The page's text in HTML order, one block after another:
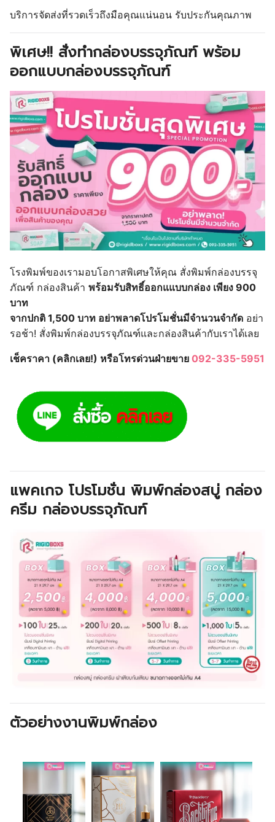
บริการจัดส่งที่รวดเร็วถึงมือคุณแน่นอน รับประกันคุณภาพ
พิเศษ!! สั่งทำกล่องบรรจุภัณฑ์ พร้อม
ออกแบบกล่องบรรจุภัณฑ์
โรงพิมพ์ของเรามอบโอกาสพิเศษให้คุณ สั่งพิมพ์กล่องบรรจุ
ภัณฑ์ กล่องสินค้า พร้อมรับสิทธิ์ออกแแบบกล่อง เพียง 900
บาท
จากปกติ 1,500 บาท อย่าพลาดโปรโมชั่นมีจำนวนจำกัด อย่า
รอช้า! สั่งพิมพ์กล่องบรรจุภัณฑ์และกล่องสินค้ากับเราได้เลย
เช็คราคา (คลิกเลย!) หรือโทรด่วนฝ่ายขาย 092-335-5951
แพคเกจ โปรโมชั่น พิมพ์กล่องสบู่ กล่อง
ครีม กล่องบรรจุภัณฑ์
ตัวอย่างงานพิมพ์กล่อง